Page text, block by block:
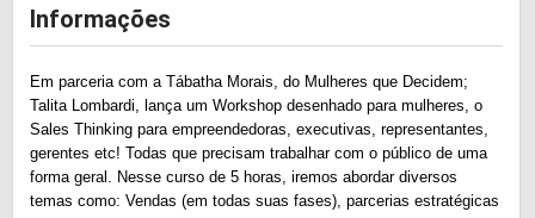
Informações
Em parceria com a Tábatha Morais, do Mulheres que Decidem;
Talita Lombardi, lança um Workshop desenhado para mulheres, o
Sales Thinking para empreendedoras, executivas, representantes,
gerentes etc! Todas que precisam trabalhar com o público de uma
forma geral. Nesse curso de 5 horas, iremos abordar diversos
temas como: Vendas (em todas suas fases), parcerias estratégicas